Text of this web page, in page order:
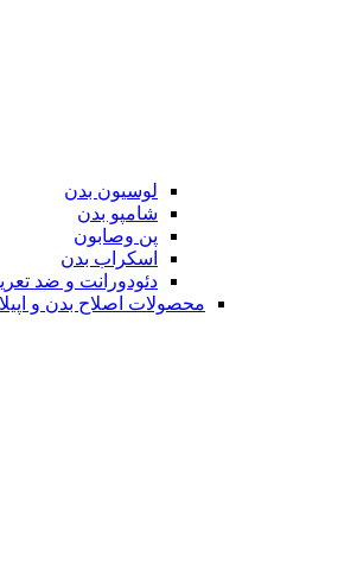
لوسیون بدن
شامپو بدن
پن وصابون
اسکراب بدن
دئودورانت و ضد
محصولات اصلاح بدن و